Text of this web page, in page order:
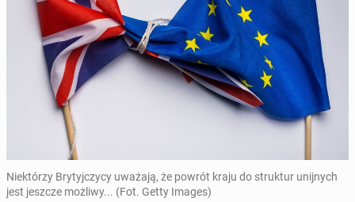
Niektórzy Brytyjczycy uważają, że powrót kraju do struktur unijnych
jest jeszcze możliwy... (Fot. Getty Images)